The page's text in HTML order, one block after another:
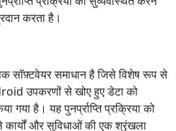
करता है।
सॉफ़्टवेयर समाधान है जिसे विशेष रूप से
उपकरणों से खोए हुए डेटा को
गया है। यह पुनर्प्राप्ति प्रक्रिया को
और सुविधाओं की एक श्रृंखला